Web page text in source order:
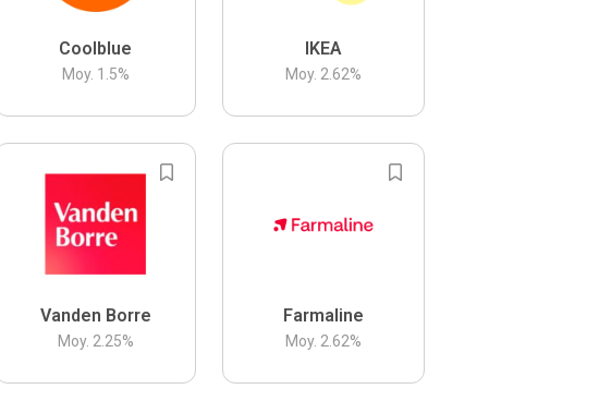
Coolblue
Moy. 1.5%
IKEA
Moy. 2.62%
Vanden Borre
Moy. 2.25%
Farmaline
Moy. 2.62%